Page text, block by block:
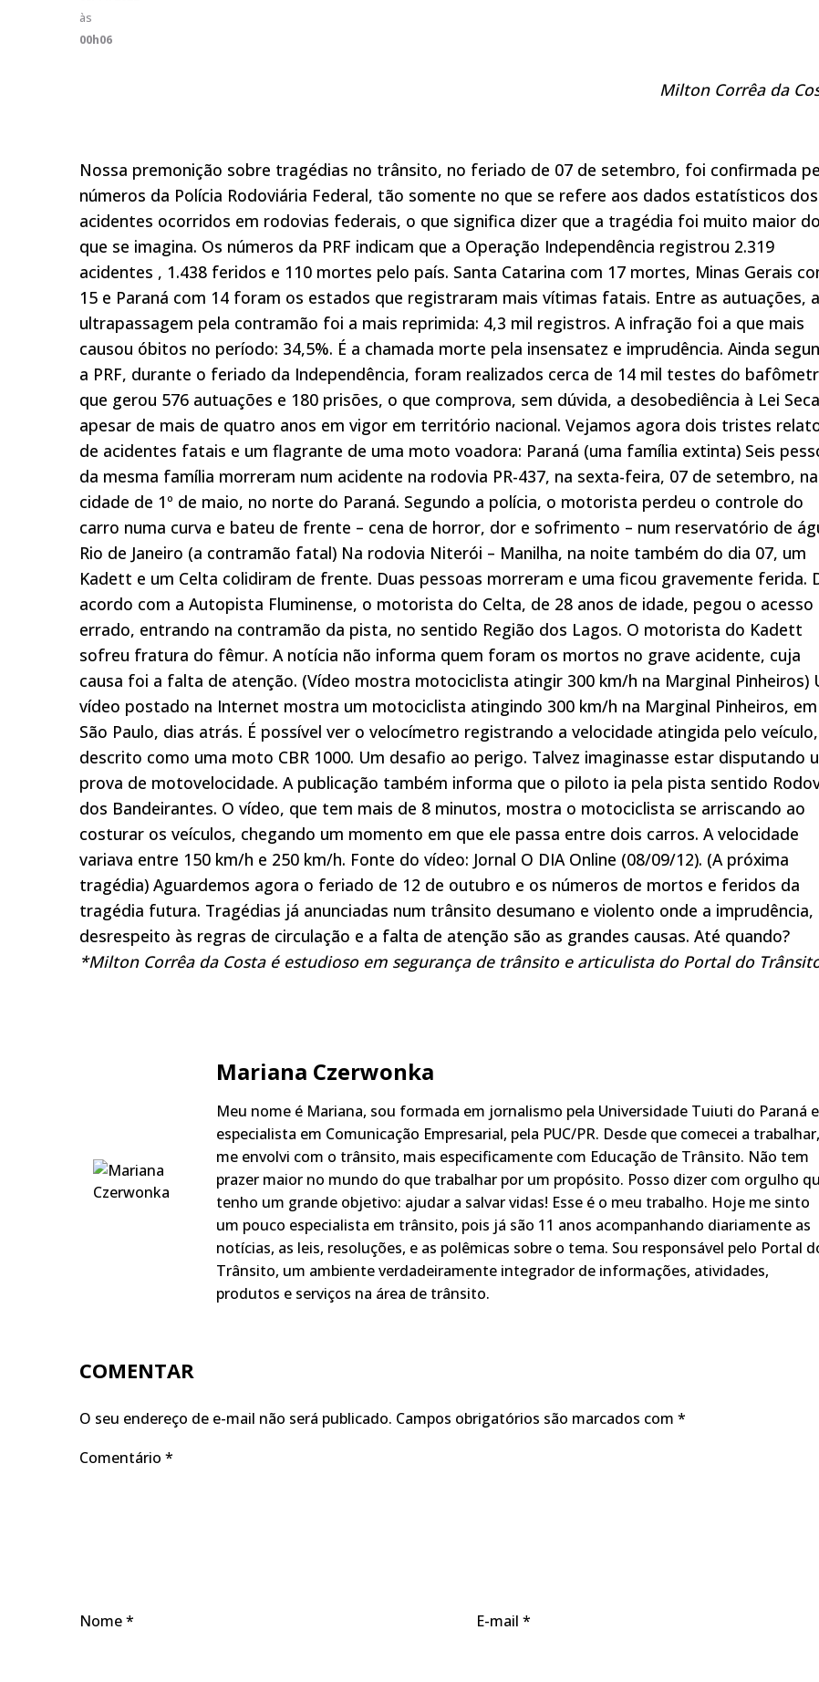
às
00h06
Milton Corrêa da
Nossa premonição sobre tragédias no trânsito, no feriado de 07 de setembro, foi confirmada
números da Polícia Rodoviária Federal, tão somente no que se refere aos dados estatísticos dos
acidentes ocorridos em rodovias federais, o que significa dizer que a tragédia foi muito maior do
que se imagina. Os números da PRF indicam que a Operação Independência registrou 2.319
acidentes , 1.438 feridos e 110 mortes pelo país. Santa Catarina com 17 mortes, Minas Gerais
15 e Paraná com 14 foram os estados que registraram mais vítimas fatais. Entre as autuações, a
ultrapassagem pela contramão foi a mais reprimida: 4,3 mil registros. A infração foi a que mais
causou óbitos no período: 34,5%. É a chamada morte pela insensatez e imprudência. Ainda
a PRF, durante o feriado da Independência, foram realizados cerca de 14 mil testes do
que gerou 576 autuações e 180 prisões, o que comprova, sem dúvida, a desobediência à Lei
apesar de mais de quatro anos em vigor em território nacional. Vejamos agora dois tristes
de acidentes fatais e um flagrante de uma moto voadora: Paraná (uma família extinta) Seis
da mesma família morreram num acidente na rodovia PR-437, na sexta-feira, 07 de setembro, na
cidade de 1º de maio, no norte do Paraná. Segundo a polícia, o motorista perdeu o controle do
carro numa curva e bateu de frente – cena de horror, dor e sofrimento – num reservatório de
Rio de Janeiro (a contramão fatal) Na rodovia Niterói – Manilha, na noite também do dia 07, um
Kadett e um Celta colidiram de frente. Duas pessoas morreram e uma ficou gravemente ferida.
acordo com a Autopista Fluminense, o motorista do Celta, de 28 anos de idade, pegou o acesso
errado, entrando na contramão da pista, no sentido Região dos Lagos. O motorista do Kadett
sofreu fratura do fêmur. A notícia não informa quem foram os mortos no grave acidente, cuja
causa foi a falta de atenção. (Vídeo mostra motociclista atingir 300 km/h na Marginal Pinheiros)
vídeo postado na Internet mostra um motociclista atingindo 300 km/h na Marginal Pinheiros, em
São Paulo, dias atrás. É possível ver o velocímetro registrando a velocidade atingida pelo veículo,
descrito como uma moto CBR 1000. Um desafio ao perigo. Talvez imaginasse estar disputando
prova de motovelocidade. A publicação também informa que o piloto ia pela pista sentido
dos Bandeirantes. O vídeo, que tem mais de 8 minutos, mostra o motociclista se arriscando ao
costurar os veículos, chegando um momento em que ele passa entre dois carros. A velocidade
variava entre 150 km/h e 250 km/h. Fonte do vídeo: Jornal O DIA Online (08/09/12). (A próxima
tragédia) Aguardemos agora o feriado de 12 de outubro e os números de mortos e feridos da
tragédia futura. Tragédias já anunciadas num trânsito desumano e violento onde a imprudência,
desrespeito às regras de circulação e a falta de atenção são as grandes causas. Até quando?
*Milton Corrêa da Costa é estudioso em segurança de trânsito e articulista do Portal do
Mariana Czerwonka
Meu nome é Mariana, sou formada em jornalismo pela Universidade Tuiuti do Paraná e
especialista em Comunicação Empresarial, pela PUC/PR. Desde que comecei a trabalhar,
me envolvi com o trânsito, mais especificamente com Educação de Trânsito. Não tem
prazer maior no mundo do que trabalhar por um propósito. Posso dizer com orgulho
tenho um grande objetivo: ajudar a salvar vidas! Esse é o meu trabalho. Hoje me sinto
um pouco especialista em trânsito, pois já são 11 anos acompanhando diariamente as
notícias, as leis, resoluções, e as polêmicas sobre o tema. Sou responsável pelo Portal
Trânsito, um ambiente verdadeiramente integrador de informações, atividades,
produtos e serviços na área de trânsito.
COMENTAR
O seu endereço de e-mail não será publicado. Campos obrigatórios são marcados com *
Comentário *
Nome* E-mail *